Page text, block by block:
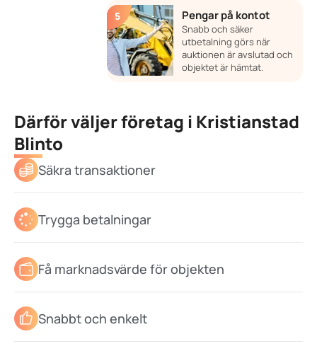
Pengar på kontot
Snabb och säker
utbetalning görs när
auktionen är avslutad och
objektet är hämtat.
Därför väljer företag i Kristianstad
Blinto
Säkra transaktioner
Trygga betalningar
Få marknadsvärde för objekten
Snabbt och enkelt